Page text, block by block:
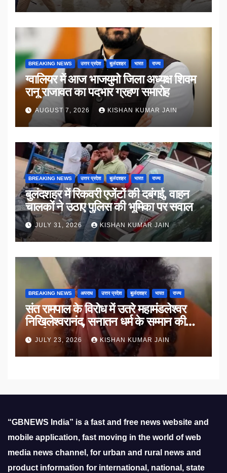
BREAKING NEWS उत्तर प्रदेश बुलंदशहर भारत राज्य
ग्वालियर में आज भाजयुमो जिला अध्यक्ष शिवम
रानू राजावत का पदभार ग्रहण समारोह
AUGUST 7, 2026 KISHAN KUMAR JAIN
BREAKING NEWS उत्तर प्रदेश बुलंदशहर भारत राज्य
बुलंदशहर में रिकवरी एजेंटों की दबंगई, वाहन
चालकों ने उठाए पुलिस की भूमिका पर सवाल
JULY 31, 2026 KISHAN KUMAR JAIN
BREAKING NEWS अपराध उत्तर प्रदेश बुलंदशहर भारत राज्य
संत रामपाल के विरोध में उतरे महामंडलेश्वर
निखिलेश्वरानंद, सनातन धर्म के सम्मान की
उठाई मांग
JULY 23, 2026 KISHAN KUMAR JAIN
“GBNEWS India” is a fast and free news website and
mobile application, fast moving in the world of web
media news channel, for urban and rural news and
product information for international, national, state